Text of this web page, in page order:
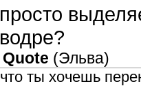
просто
водре?
Quote (Эльва)
что ты хочешь